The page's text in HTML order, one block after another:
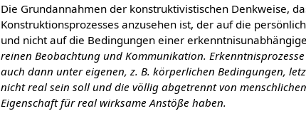
Die Grundannahmen der konstruktivistischen Denkweise,
Konstruktionsprozesses anzusehen ist, der auf die
und nicht auf die Bedingungen einer
reinen Beobachtung und Kommunikation.
auch dann unter eigenen, z. B. körperlichen Bedingungen,
nicht real sein soll und die völlig abgetrennt von
Eigenschaft für real wirksame Anstöße haben.